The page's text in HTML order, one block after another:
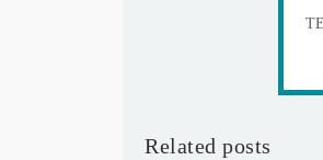
Related posts